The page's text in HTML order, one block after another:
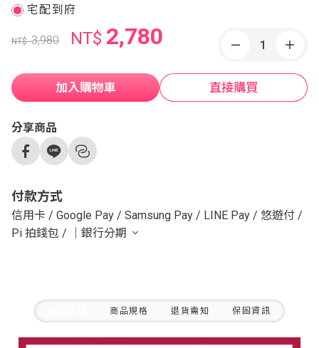
宅配到府
NT$3,980 NT$ 2,780
加入購物車 直接購買
分享商品
付款方式
信用卡 / Google Pay / Samsung Pay / LINE Pay / 悠遊付 /
Pi 拍錢包 / ｜銀行分期
商品規格 退貨需知 保固資訊